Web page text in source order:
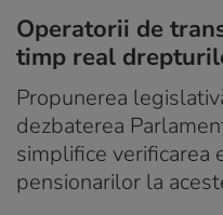
Operatorii de
timp real
Propunerea
dezbaterea
simplifice verificarea
pensionarilor la